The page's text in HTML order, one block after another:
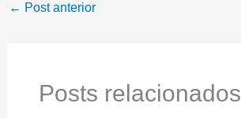
← Post anterior
Posts relacionados